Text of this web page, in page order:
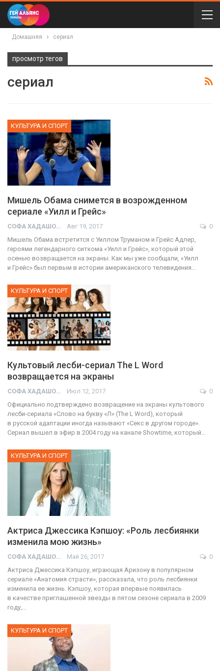
Домашняя сериал
просмотр тегов
сериал
КУЛЬТУРА И СПОРТ
Мишель Обама снимется в возрожденном
сериале «Уилл и Грейс»
СОФА ХАДАШОТ Авг 19, 2017
0
Мишель Обама встретится с Уиллом Труманом и Грейс Адлер,
героями легендарного ситкома «Уилл и Грейс», который этой
осенью возвращается на экраны. Как мы уже сообщали, «Уилл
и Грейс» был первым в истории американского телевидения…
КУЛЬТУРА И СПОРТ
Культовый лесби-сериал The L Word
возвращается на экраны
СОФА ХАДАШОТ Июл 12, 2017
0
Официально подтверждено возвращение на экраны культового
лесби-сериала «Слово на букву «Л» (The L Word), который
в русской адаптации иногда называют «Секс в другом городе».
Сериал вышел в эфир в 2004 году на канале Showtime, который…
КУЛЬТУРА И СПОРТ
Актриса Джессика Кэпшоу: «Роль лесбиянки
изменила мою жизнь»
СОФА ХАДАШОТ Май 26, 2017
0
Актриса Джессика Кэпшоу, играющая Аризону в популярном
сериале «Анатомия страсти», рассказала, что роль лесбиянки
изменила ее жизнь. Кэпшоу, которая впервые появилась
в качестве приглашенной звезды в пятом сезоне сериала в 2009
году,…
КУЛЬТУРА И СПОРТ